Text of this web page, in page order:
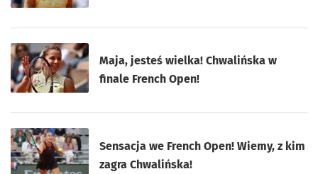
Maja, jesteś wielka! Chwalińska w
finale French Open!
Sensacja we French Open! Wiemy, z kim
zagra Chwalińska!